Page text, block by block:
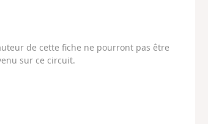
de cette fiche ne pourront pas être
sur ce circuit.